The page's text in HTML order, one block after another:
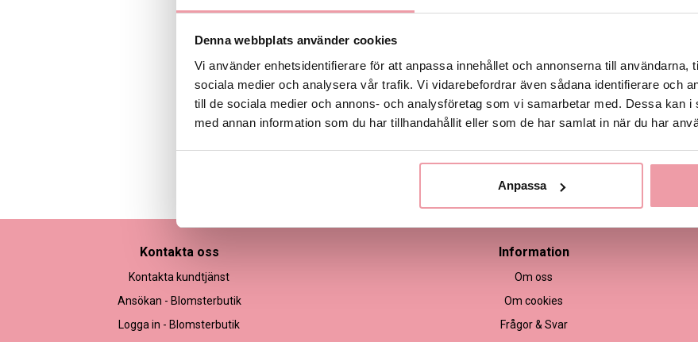
Denna webbplats använder cookies
Vi använder enhetsidentifierare för att anpassa innehållet och annonserna till användarna,
sociala medier och analysera vår trafik. Vi vidarebefordrar även sådana identifierare och
till de sociala medier och annons- och analysföretag som vi samarbetar med. Dessa kan i
med annan information som du har tillhandahållit eller som de har samlat in när du har
Anpassa
Leveransinformation
Kontakta oss
Kontakta kundtjänst
Ansökan - Blomsterbutik
Logga in - Blomsterbutik
Information
Om oss
Om cookies
Frågor & Svar